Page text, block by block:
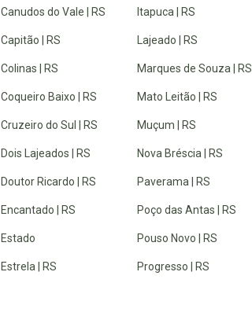
Canudos do Vale | RS
Capitão | RS
Colinas | RS
Coqueiro Baixo | RS
Cruzeiro do Sul | RS
Dois Lajeados | RS
Doutor Ricardo | RS
Encantado | RS
Estado
Estrela | RS
Itapuca | RS
Lajeado | RS
Marques de Souza | RS
Mato Leitão | RS
Muçum | RS
Nova Bréscia | RS
Paverama | RS
Poço das Antas | RS
Pouso Novo | RS
Progresso | RS